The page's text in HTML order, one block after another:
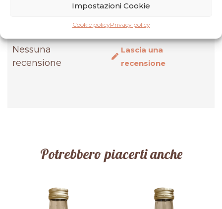
Impostazioni Cookie
Cookie policyPrivacy policy
Recensioni
Nessuna
recensione
Lascia una
recensione
Potrebbero piacerti anche